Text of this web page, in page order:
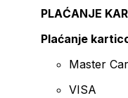
PLAĆANJE
Plaćanje
Master
VISA